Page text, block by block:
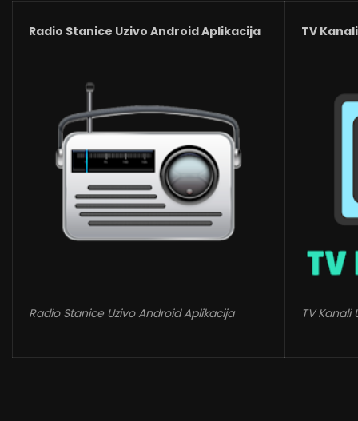
Radio Stanice Uzivo Android Aplikacija
Radio Stanice Uzivo Android Aplikacija
TV
TV Kanali